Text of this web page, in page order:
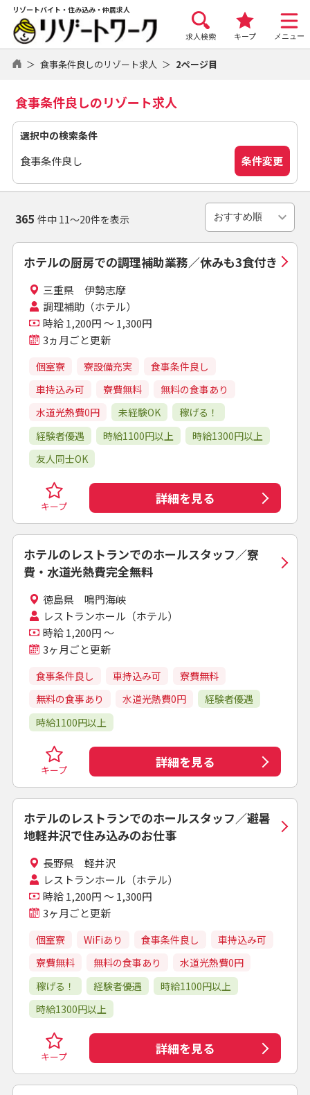
リゾートバイト・住み込み・仲居求人
求人検索 キープ メニュー
食事条件良しのリゾート求人 2ページ目
食事条件良しのリゾート求人
選択中の検索条件
食事条件良し 条件変更
365 件中 11～20件を表示
ホテルの厨房での調理補助業務／休みも3食付き
三重県 伊勢志摩
調理補助（ホテル）
時給 1,200円 ～ 1,300円
3ヵ月ごと更新
個室寮 寮設備充実
食事条件良し
車持込み可
寮費無料
無料の食事あり
水道光熱費0円
未経験OK
稼げる！
経験者優遇
時給1100円以上
時給1300円以上
友人同士OK
キープ 詳細を見る
ホテルのレストランでのホールスタッフ／寮
費・水道光熱費完全無料
徳島県 鳴門海峡
レストランホール（ホテル）
時給 1,200円 ～
3ヶ月ごと更新
食事条件良し 車持込み可
寮費無料
無料の食事あり
水道光熱費0円
経験者優遇
時給1100円以上
キープ 詳細を見る
ホテルのレストランでのホールスタッフ／避暑
地軽井沢で住み込みのお仕事
長野県 軽井沢
レストランホール（ホテル）
時給 1,200円 ～ 1,300円
3ヶ月ごと更新
個室寮 WiFiあり 食事条件良し
車持込み可
寮費無料
無料の食事あり
水道光熱費0円
稼げる！
経験者優遇
時給1100円以上
時給1300円以上
キープ 詳細を見る